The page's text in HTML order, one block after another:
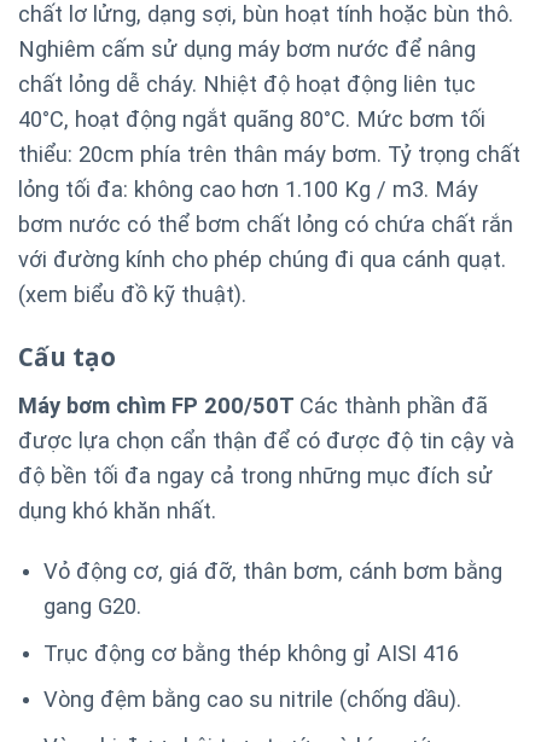
chất lơ lửng, dạng sợi, bùn hoạt tính hoặc bùn thô.
Nghiêm cấm sử dụng máy bơm nước để nâng
chất lỏng dễ cháy. Nhiệt độ hoạt động liên tục
40°C, hoạt động ngắt quãng 80°C. Mức bơm tối
thiểu: 20cm phía trên thân máy bơm. Tỷ trọng chất
lỏng tối đa: không cao hơn 1.100 Kg / m3. Máy
bơm nước có thể bơm chất lỏng có chứa chất rắn
với đường kính cho phép chúng đi qua cánh quạt.
(xem biểu đồ kỹ thuật).
Cấu tạo
Máy bơm chìm FP 200/50T Các thành phần đã
được lựa chọn cẩn thận để có được độ tin cậy và
độ bền tối đa ngay cả trong những mục đích sử
dụng khó khăn nhất.
Vỏ động cơ, giá đỡ, thân bơm, cánh bơm bằng
gang G20.
Trục động cơ bằng thép không gỉ AISI 416
Vòng đệm bằng cao su nitrile (chống dầu).